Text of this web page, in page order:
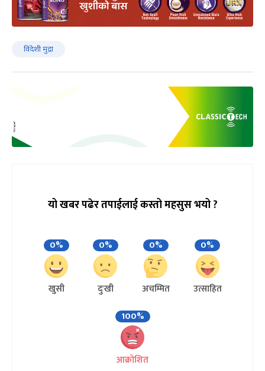
विदेशी मुद्रा
यो खबर पढेर तपाईलाई कस्तो महसुस भयो ?
0%
खुसी
0%
दुःखी
0%
अचम्मित
0%
उत्साहित
100%
आक्रोशित